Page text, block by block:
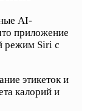
AI-
приложение
режим Siri с
этикеток и
калорий и